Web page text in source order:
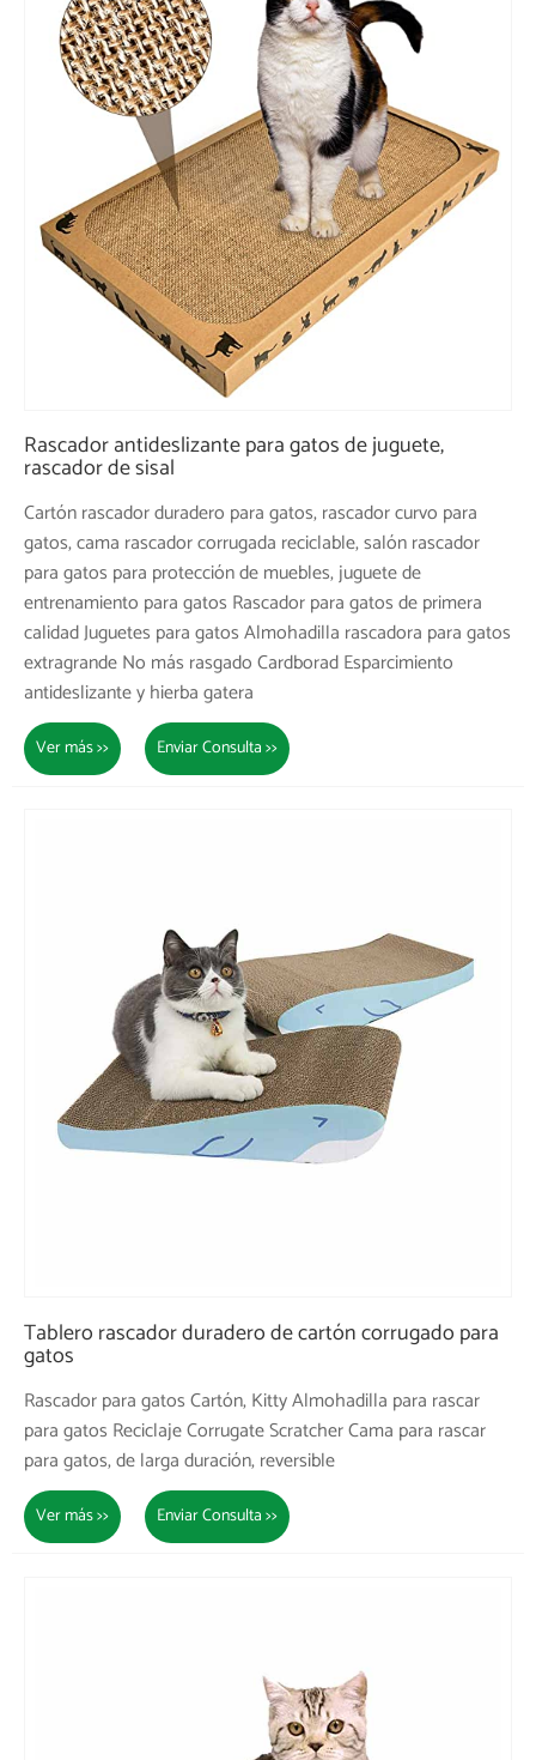
Rascador antideslizante para gatos de juguete,
rascador de sisal
Cartón rascador duradero para gatos, rascador curvo para
gatos, cama rascador corrugada reciclable, salón rascador
para gatos para protección de muebles, juguete de
entrenamiento para gatos Rascador para gatos de primera
calidad Juguetes para gatos Almohadilla rascadora para gatos
extragrande No más rasgado Cardborad Esparcimiento
antideslizante y hierba gatera
Ver más >> Enviar Consulta >>
Tablero rascador duradero de cartón corrugado para
gatos
Rascador para gatos Cartón, Kitty Almohadilla para rascar
para gatos Reciclaje Corrugate Scratcher Cama para rascar
para gatos, de larga duración, reversible
Ver más >> Enviar Consulta >>